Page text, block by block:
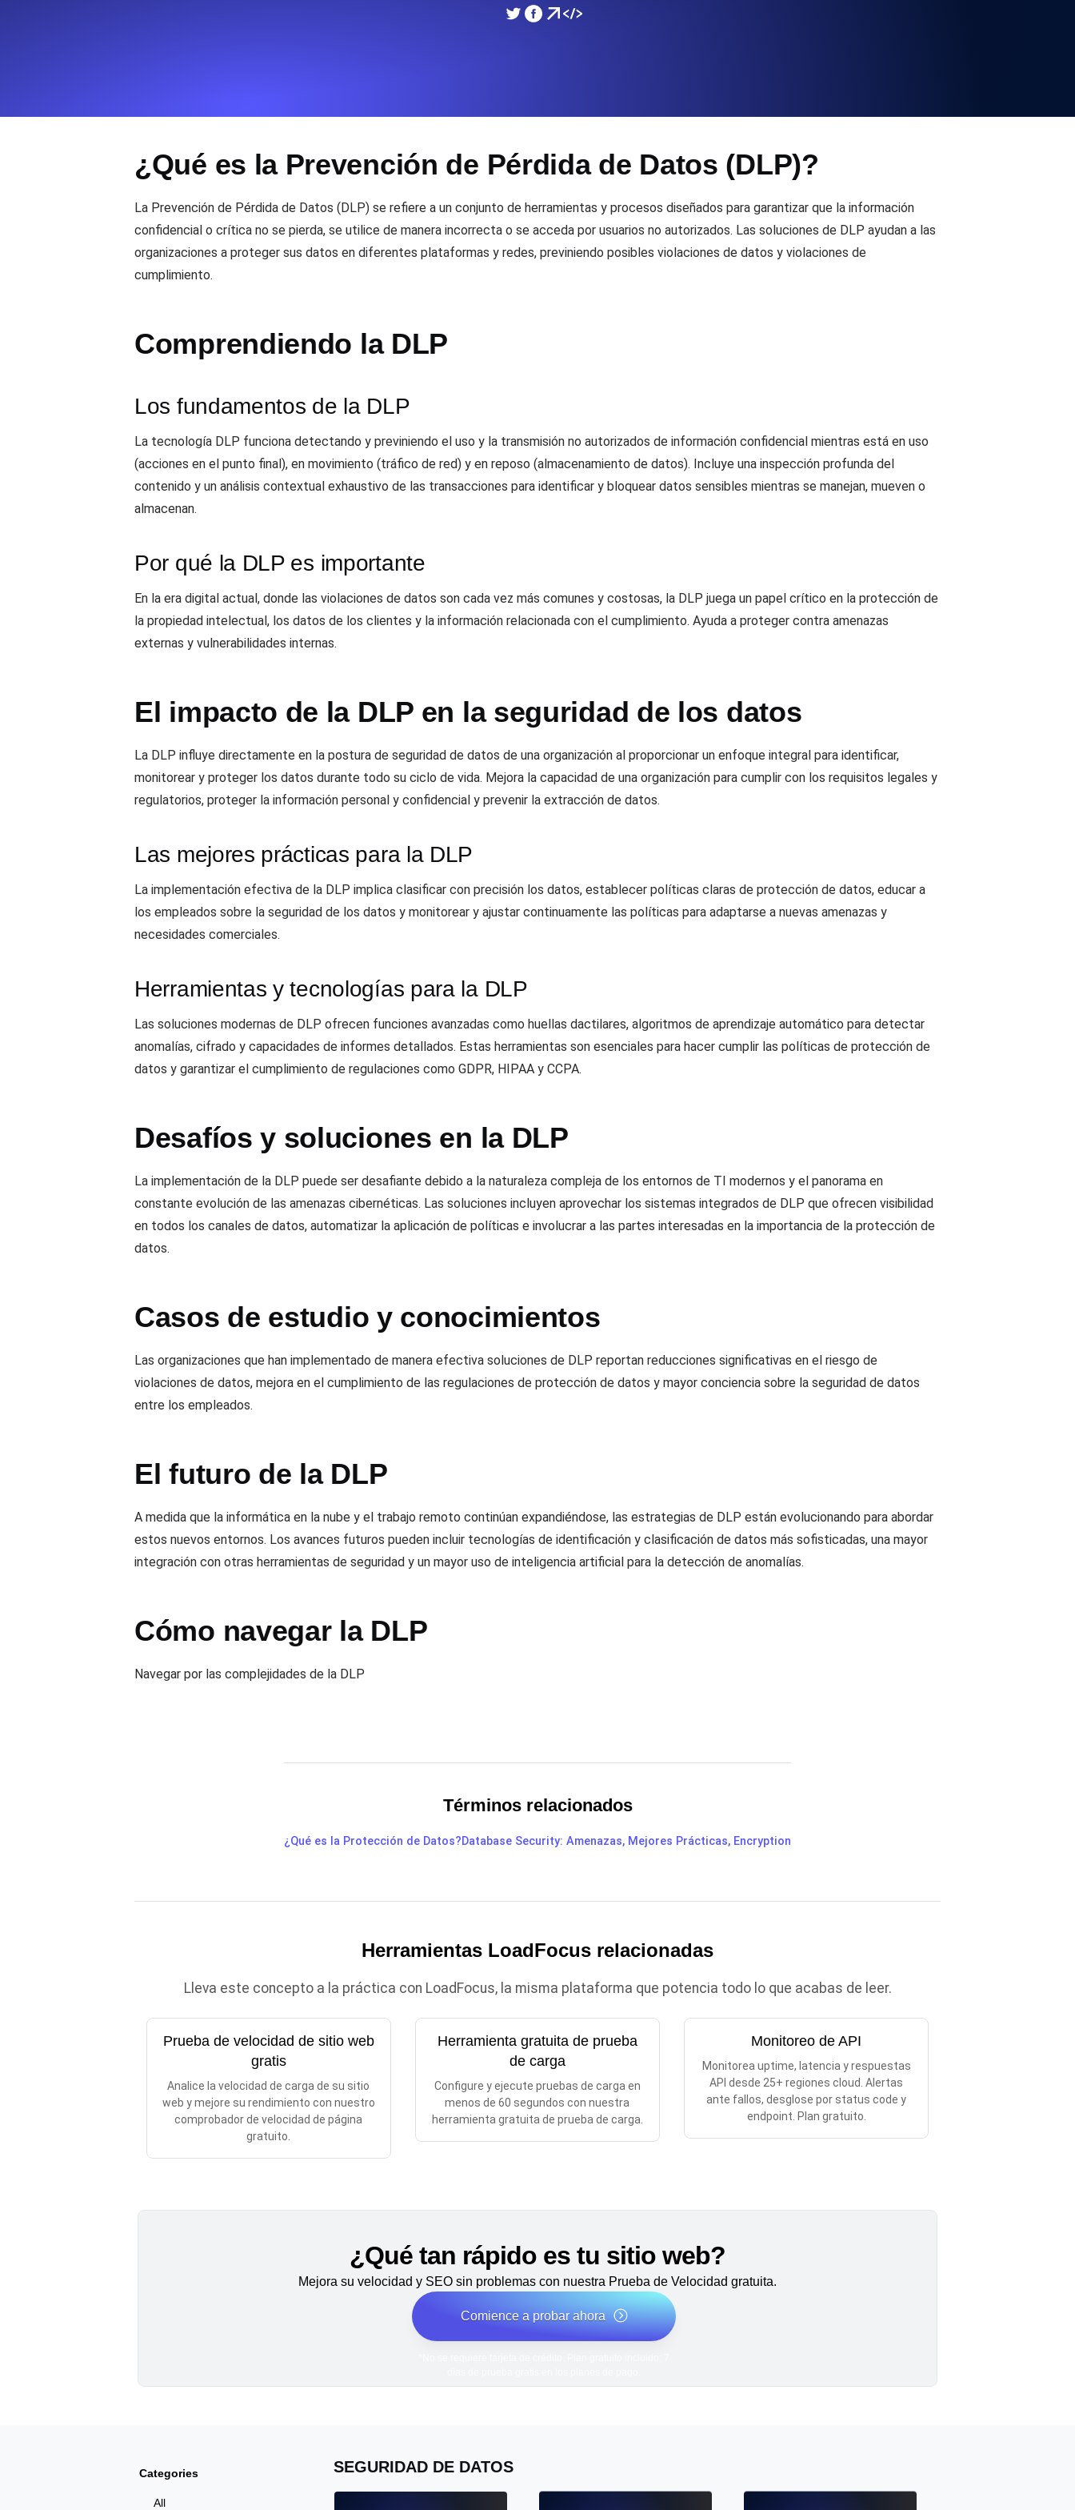
Gratis para empezar.
Cron Job Monitoring
Heartbeat monitoring para cron jobs y tareas programadas. Gratis
DNS Monitoring
DNS monitoring con comprobación de registros y alertas. Gratis para
TCP Monitoring
Uptime de puertos y tiempo de conexión, desde 26 regiones.
¿Qué es la Prevención de Pérdida de Datos (DLP)?
La Prevención de Pérdida de Datos (DLP) se refiere a un conjunto de herramientas y procesos diseñados para garantizar que la información
confidencial o crítica no se pierda, se utilice de manera incorrecta o se acceda por usuarios no autorizados. Las soluciones de DLP ayudan a las
organizaciones a proteger sus datos en diferentes plataformas y redes, previniendo posibles violaciones de datos y violaciones de
cumplimiento.
Comprendiendo la DLP
Los fundamentos de la DLP
La tecnología DLP funciona detectando y previniendo el uso y la transmisión no autorizados de información confidencial mientras está en uso
(acciones en el punto final), en movimiento (tráfico de red) y en reposo (almacenamiento de datos). Incluye una inspección profunda del
contenido y un análisis contextual exhaustivo de las transacciones para identificar y bloquear datos sensibles mientras se manejan, mueven o
almacenan.
Por qué la DLP es importante
En la era digital actual, donde las violaciones de datos son cada vez más comunes y costosas, la DLP juega un papel crítico en la protección de
la propiedad intelectual, los datos de los clientes y la información relacionada con el cumplimiento. Ayuda a proteger contra amenazas
externas y vulnerabilidades internas.
El impacto de la DLP en la seguridad de los datos
La DLP influye directamente en la postura de seguridad de datos de una organización al proporcionar un enfoque integral para identificar,
monitorear y proteger los datos durante todo su ciclo de vida. Mejora la capacidad de una organización para cumplir con los requisitos legales y
regulatorios, proteger la información personal y confidencial y prevenir la extracción de datos.
Las mejores prácticas para la DLP
La implementación efectiva de la DLP implica clasificar con precisión los datos, establecer políticas claras de protección de datos, educar a
los empleados sobre la seguridad de los datos y monitorear y ajustar continuamente las políticas para adaptarse a nuevas amenazas y
necesidades comerciales.
Herramientas y tecnologías para la DLP
Las soluciones modernas de DLP ofrecen funciones avanzadas como huellas dactilares, algoritmos de aprendizaje automático para detectar
anomalías, cifrado y capacidades de informes detallados. Estas herramientas son esenciales para hacer cumplir las políticas de protección de
datos y garantizar el cumplimiento de regulaciones como GDPR, HIPAA y CCPA.
Desafíos y soluciones en la DLP
La implementación de la DLP puede ser desafiante debido a la naturaleza compleja de los entornos de TI modernos y el panorama en
constante evolución de las amenazas cibernéticas. Las soluciones incluyen aprovechar los sistemas integrados de DLP que ofrecen visibilidad
en todos los canales de datos, automatizar la aplicación de políticas e involucrar a las partes interesadas en la importancia de la protección de
datos.
Casos de estudio y conocimientos
Las organizaciones que han implementado de manera efectiva soluciones de DLP reportan reducciones significativas en el riesgo de
violaciones de datos, mejora en el cumplimiento de las regulaciones de protección de datos y mayor conciencia sobre la seguridad de datos
entre los empleados.
El futuro de la DLP
A medida que la informática en la nube y el trabajo remoto continúan expandiéndose, las estrategias de DLP están evolucionando para abordar
estos nuevos entornos. Los avances futuros pueden incluir tecnologías de identificación y clasificación de datos más sofisticadas, una mayor
integración con otras herramientas de seguridad y un mayor uso de inteligencia artificial para la detección de anomalías.
Cómo navegar la DLP
Navegar por las complejidades de la DLP
Términos relacionados
¿Qué es la Protección de Datos?Database Security: Amenazas, Mejores Prácticas, Encryption
Herramientas LoadFocus relacionadas
Lleva este concepto a la práctica con LoadFocus, la misma plataforma que potencia todo lo que acabas de leer.
Prueba de velocidad de sitio web
gratis
Analice la velocidad de carga de su sitio
web y mejore su rendimiento con nuestro
comprobador de velocidad de página
gratuito.
Herramienta gratuita de prueba
de carga
Configure y ejecute pruebas de carga en
menos de 60 segundos con nuestra
herramienta gratuita de prueba de carga.
Monitoreo de API
Monitorea uptime, latencia y respuestas
API desde 25+ regiones cloud. Alertas
ante fallos, desglose por status code y
endpoint. Plan gratuito.
¿Qué tan rápido es tu sitio web?
Mejora su velocidad y SEO sin problemas con nuestra Prueba de Velocidad gratuita.
Comience a probar ahora
Categories
All
SEGURIDAD DE DATOS